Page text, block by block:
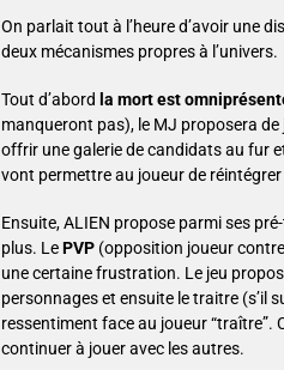
On parlait tout à l’heure d’avoir une
deux mécanismes propres à l’univers.
Tout d’abord la mort est
manqueront pas), le MJ proposera
offrir une galerie de candidats au fur
vont permettre au joueur de
Ensuite, ALIEN propose parmi ses
plus. LePVP (opposition joueur
une certaine frustration. Le jeu
personnages et ensuite le traitre (s’il
ressentiment face au joueur “traître”.
continuer à jouer avec les autres.